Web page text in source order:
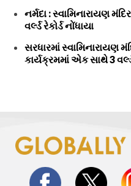
નર્મદા : સ્વામિનારાયણ
વર્લ્ડ રેકોર્ડ નોંધાયા
સરધારમાં સ્વામિનારાયણ
કાર્યક્રમમાં એક સાથે 3 વર્લ્ડ